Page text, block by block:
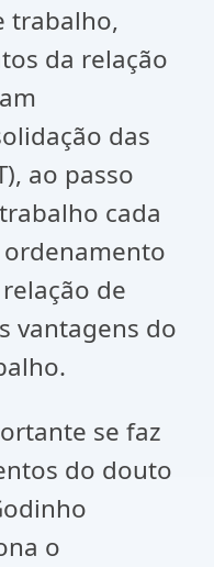
trabalho,
da relação
das
ao passo
cada
de
vantagens do
se faz
do douto
o